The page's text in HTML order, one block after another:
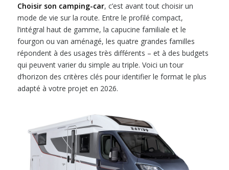
Choisir son camping-car, c’est avant tout choisir un
mode de vie sur la route. Entre le profilé compact,
l’intégral haut de gamme, la capucine familiale et le
fourgon ou van aménagé, les quatre grandes familles
répondent à des usages très différents – et à des budgets
qui peuvent varier du simple au triple. Voici un tour
d’horizon des critères clés pour identifier le format le plus
adapté à votre projet en 2026.